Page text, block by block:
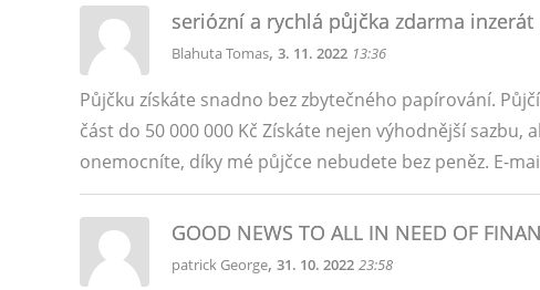
seriózní a rychlá půjčka zdarma inzerát
Blahuta Tomas, 3. 11. 2022 13:36
Půjčku získáte snadno bez zbytečného papírování.
část do 50 000 000 Kč Získáte nejen výhodnější
onemocníte, díky mé půjčce nebudete bez peněz. E-
GOOD NEWS TO ALL IN NEED OF
patrick George, 31. 10. 2022 23:58